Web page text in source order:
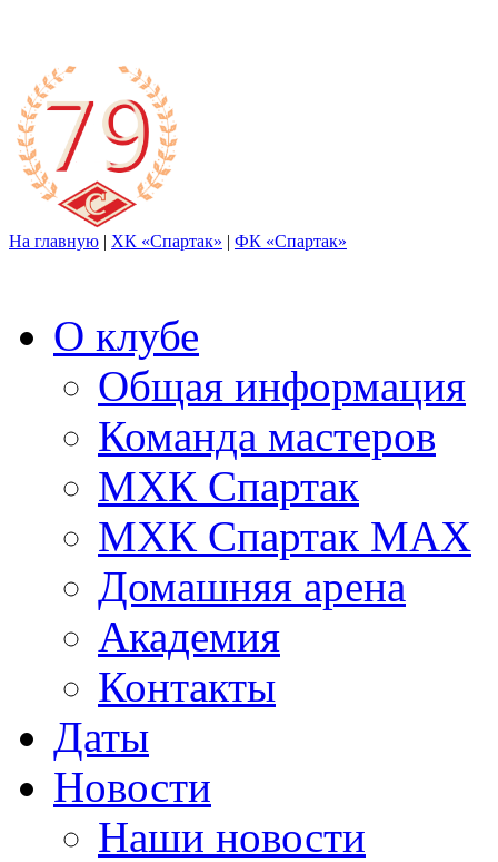
На главную | ХК «Спартак» | ФК «Спартак»
О клубе
Общая информация
Команда мастеров
МХК Спартак
МХК Спартак МАХ
Домашняя арена
Академия
Контакты
Даты
Новости
Наши новости